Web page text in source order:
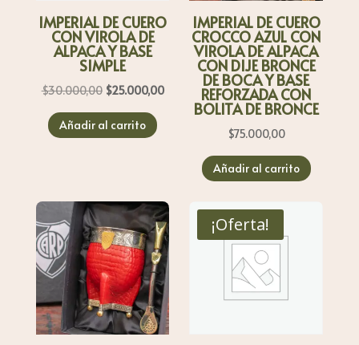
IMPERIAL DE CUERO
CON VIROLA DE
ALPACA Y BASE
SIMPLE
$30.000,00 El
precio
original
$25.000,00El
$25.000,00.
Añadir al carrito
IMPERIAL DE CUERO
CROCCO AZUL CON
VIROLA DE ALPACA
CON DIJE BRONCE
DE BOCA Y BASE
REFORZADA CON
BOLITA DE BRONCE
$75.000,00
Añadir al carrito
¡Oferta!